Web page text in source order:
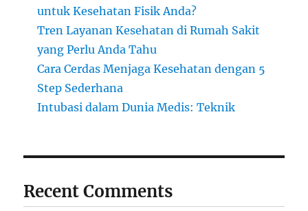
untuk Kesehatan Fisik Anda?
Tren Layanan Kesehatan di Rumah Sakit
yang Perlu Anda Tahu
Cara Cerdas Menjaga Kesehatan dengan 5
Step Sederhana
Intubasi dalam Dunia Medis: Teknik
Recent Comments